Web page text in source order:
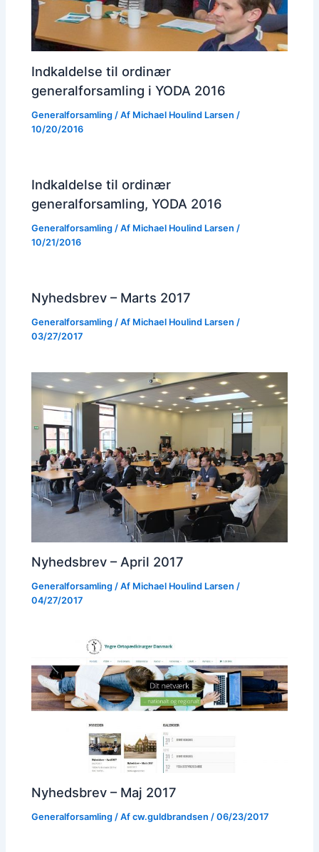
Indkaldelse til ordinær
generalforsamling i YODA 2016
Generalforsamling / Af Michael Houlind Larsen /
10/20/2016
Indkaldelse til ordinær
generalforsamling, YODA 2016
Generalforsamling / Af Michael Houlind Larsen /
10/21/2016
Nyhedsbrev – Marts 2017
Generalforsamling / Af Michael Houlind Larsen /
03/27/2017
Nyhedsbrev – April 2017
Generalforsamling / Af Michael Houlind Larsen/
04/27/2017
Nyhedsbrev – Maj 2017
Generalforsamling / Afcw.guldbrandsen/06/23/2017